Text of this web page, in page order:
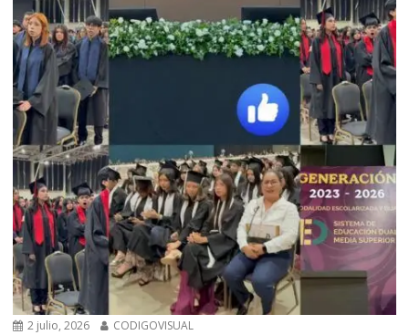
2 julio, 2026 CODIGOVISUAL